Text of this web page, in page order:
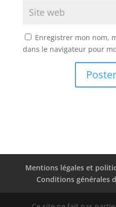
Enregistrer mon nom,
dans le navigateur pour
Mentions légales et
Conditions générales